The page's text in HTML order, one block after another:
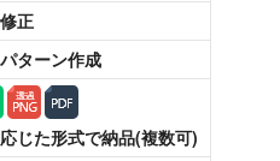
正
ターン作成
じた形式で納品(複数可)